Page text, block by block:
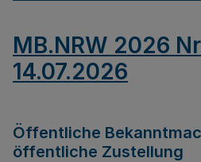
MB.NRW 2026
14.07.2026
Öffentliche
öffentliche Zustellung